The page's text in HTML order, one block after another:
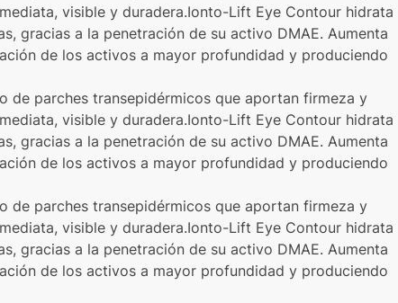
visible y duradera.Ionto-Lift Eye Contour hidrata
gracias a la penetración de su activo DMAE. Aumenta
de los activos a mayor profundidad y produciendo
de parches transepidérmicos que aportan firmeza y
visible y duradera.Ionto-Lift Eye Contour hidrata
gracias a la penetración de su activo DMAE. Aumenta
de los activos a mayor profundidad y produciendo
de parches transepidérmicos que aportan firmeza y
visible y duradera.Ionto-Lift Eye Contour hidrata
gracias a la penetración de su activo DMAE. Aumenta
de los activos a mayor profundidad y produciendo